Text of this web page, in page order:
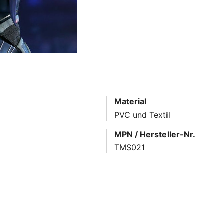
Material
PVC und Textil
MPN / Hersteller-Nr.
TMS021